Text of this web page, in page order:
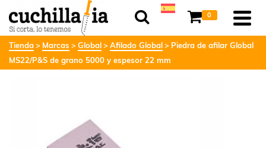
0
Tienda Marcas Global Afilado Global
Piedra de afilar Global
MS22/P&S de grano 5000 y espesor 22 mm